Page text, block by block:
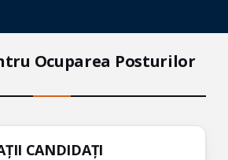
Ocuparea Posturilor
CANDIDAȚI